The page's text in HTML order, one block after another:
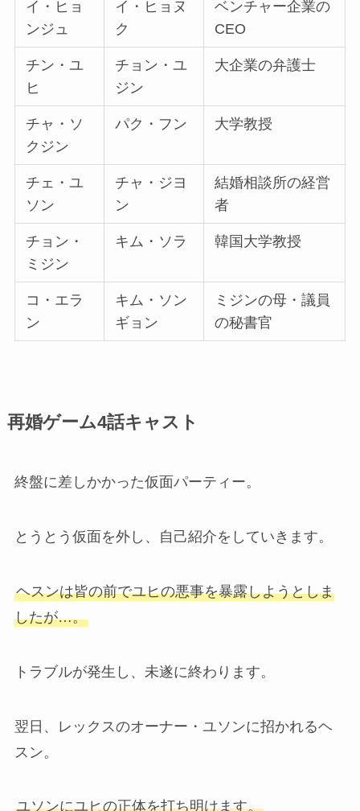
イ・ヒョ
ンジュ
イ・ヒョヌ
ク
ベンチャー企業の
CEO
チン・ユ
ヒ
チョン・ユ
ジン
大企業の弁護士
チャ・ソ
クジン
パク・フン 大学教授
チェ・ユ
ソン
チャ・ジヨ
ン
結婚相談所の経営
者
チョン・
ミジン
キム・ソラ 韓国大学教授
コ・エラ
ン
キム・ソン
ギョン
ミジンの母・議員
の秘書官
再婚ゲーム4話キャスト
終盤に差しかかった仮面パーティー。
とうとう仮面を外し、自己紹介をしていきます。
ヘスンは皆の前でユヒの悪事を暴露しようとしま
したが…。
トラブルが発生し、未遂に終わります。
翌日、レックスのオーナー・ユソンに招かれるヘ
スン。
ユソンにユヒの正体を打ち明けます。